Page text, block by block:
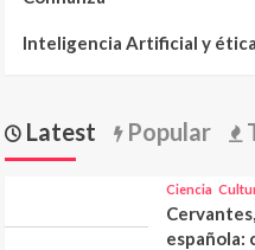
Inteligencia Artificial y ética
Latest Popular
Ciencia
española: